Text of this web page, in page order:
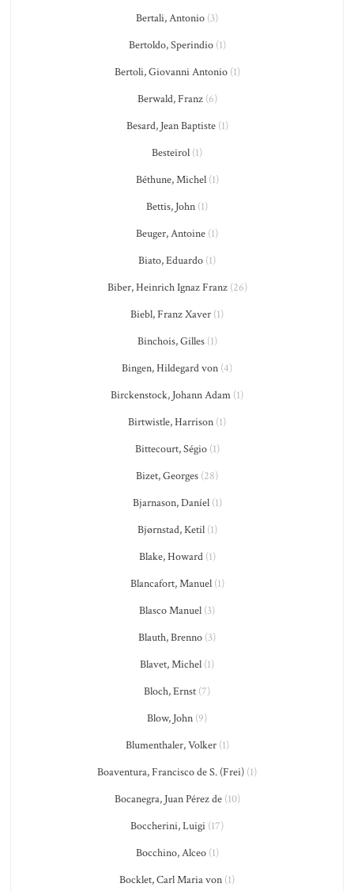
Bertali, Antonio (3)
Bertoldo, Sperindio(1)
Bertoli, Giovanni Antonio(1)
Berwald, Franz(6)
Besard, Jean Baptiste(1)
Besteirol (1)
Béthune, Michel(1)
Bettis, John (1)
Beuger, Antoine (1)
Biato, Eduardo (1)
Biber, Heinrich Ignaz Franz(26)
Biebl, Franz Xaver (1)
Binchois, Gilles(1)
Bingen, Hildegard von (4)
Birckenstock, Johann Adam (1)
Birtwistle, Harrison (1)
Bittecourt, Ségio(1)
Bizet, Georges (28)
Bjarnason, Daníel(1)
Bjørnstad, Ketil(1)
Blake, Howard(1)
Blancafort, Manuel(1)
Blasco Manuel (3)
Blauth, Brenno (3)
Blavet, Michel (1)
Bloch, Ernst (7)
Blow, John (9)
Blumenthaler, Volker(1)
Boaventura, Francisco de S. (Frei) (1)
Bocanegra, Juan Pérez de(10)
Boccherini, Luigi (17)
Bocchino, Alceo(1)
Bocklet, Carl Maria von (1)